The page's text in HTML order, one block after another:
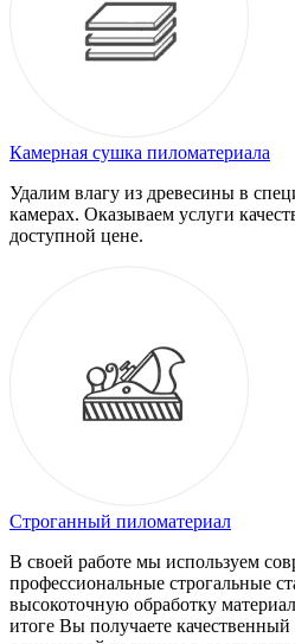
Камерная сушка пиломатериала
Удалим влагу из древесины в
камерах. Оказываем услуги
доступной цене.
Строганный пиломатериал
В своей работе мы используем
профессиональные строгальные
высокоточную обработку
итоге Вы получаете